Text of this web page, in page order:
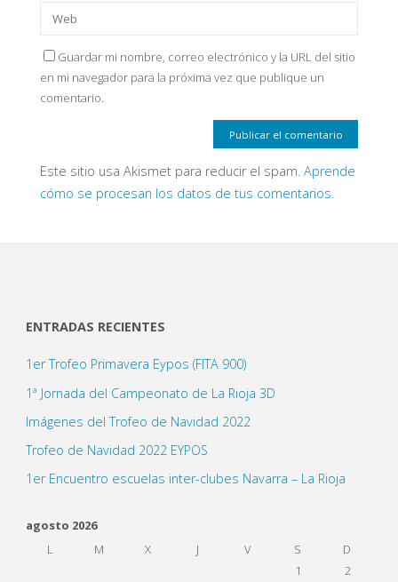
Guardar mi nombre, correo electrónico y la URL del sitio
en mi navegador para la próxima vez que publique un
comentario.
Este sitio usa Akismet para reducir el spam. Aprende
cómo se procesan los datos de tus comentarios.
ENTRADAS RECIENTES
1er Trofeo Primavera Eypos (FITA 900)
1ª Jornada del Campeonato de La Rioja 3D
Imágenes del Trofeo de Navidad 2022
Trofeo de Navidad 2022 EYPOS
1er Encuentro escuelas inter-clubes Navarra – La Rioja
agosto 2026
L
M X J V S
D
1
2